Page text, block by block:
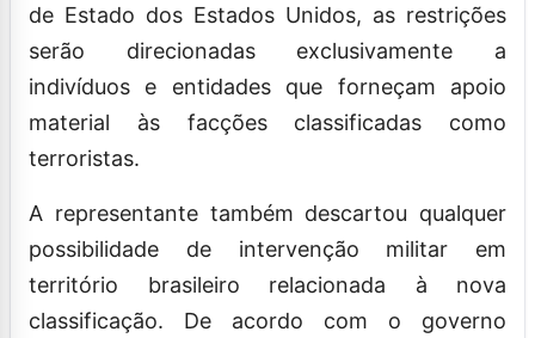
de Estado dos Estados Unidos, as restrições
serão direcionadas exclusivamente a
indivíduos e entidades que forneçam apoio
material às facções classificadas como
terroristas.
A representante também descartou qualquer
possibilidade de intervenção militar em
território brasileiro relacionada à nova
classificação. De acordo com o governo